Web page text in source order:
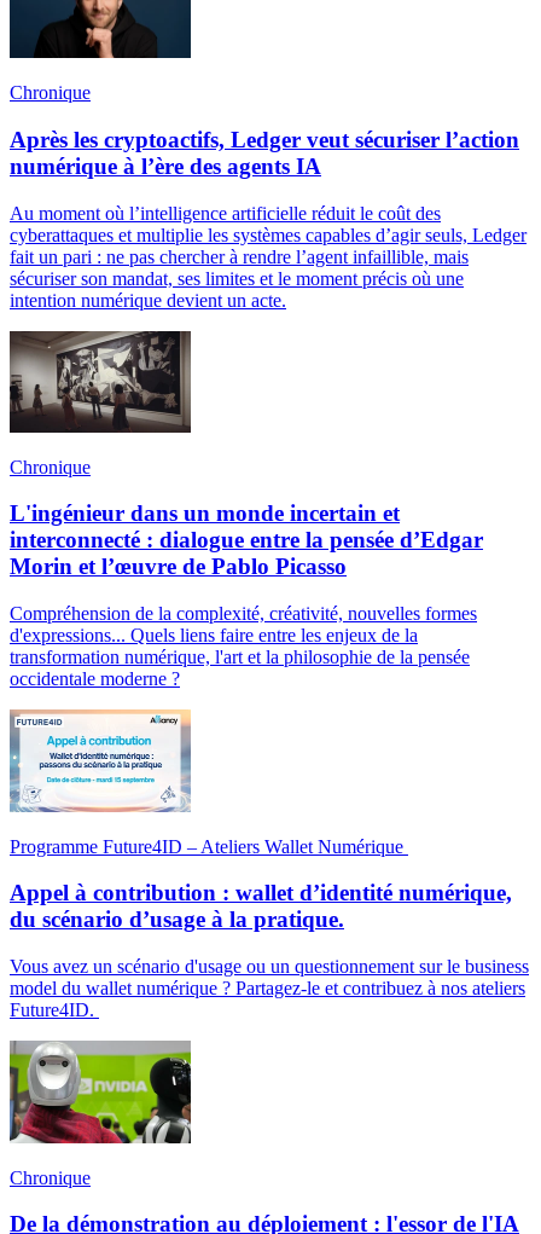
Chronique
Après les cryptoactifs, Ledger veut sécuriser l’action
numérique à l’ère des agents IA
Au moment où l’intelligence artificielle réduit le coût des
cyberattaques et multiplie les systèmes capables d’agir seuls, Ledger
fait un pari : ne pas chercher à rendre l’agent infaillible, mais
sécuriser son mandat, ses limites et le moment précis où une
intention numérique devient un acte.
Chronique
L'ingénieur dans un monde incertain et
interconnecté : dialogue entre la pensée d’Edgar
Morin et l’œuvre de Pablo Picasso
Compréhension de la complexité, créativité, nouvelles formes
d'expressions... Quels liens faire entre les enjeux de la
transformation numérique, l'art et la philosophie de la pensée
occidentale moderne ?
Programme Future4ID – Ateliers Wallet Numérique
Appel à contribution : wallet d’identité numérique,
du scénario d’usage à la pratique.
Vous avez un scénario d'usage ou un questionnement sur le business
model du wallet numérique ? Partagez-le et contribuez à nos ateliers
Future4ID.
Chronique
De la démonstration au déploiement : l'essor de l'IA